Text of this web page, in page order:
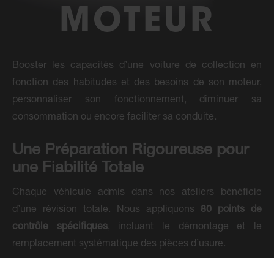
MOTEUR
Booster les capacités d’une voiture de collection en
fonction des habitudes et des besoins de son moteur,
personnaliser son fonctionnement, diminuer sa
consommation ou encore faciliter sa conduite.
Une Préparation Rigoureuse pour
une Fiabilité Totale
Chaque véhicule admis dans nos ateliers bénéficie
d’une révision totale. Nous appliquons 80 points de
contrôle spécifiques, incluant le démontage et le
remplacement systématique des pièces d’usure.